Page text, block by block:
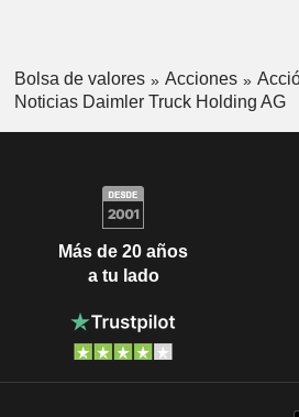
Bolsa de valores Acciones
Noticias Daimler Truck Holding AG
Más de 20 años
a tu lado